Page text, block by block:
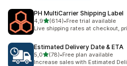
PH MultiCarrier Shipping Label
4,9stelle su 5
(614)
614 recensioni totali
•Free trial available
Live shipping rates at checkout,
Estimated Delivery Date & ETA
5,0stelle su 5
(78)
78 recensioni totali
•Free plan available
Increase sales with Estimated